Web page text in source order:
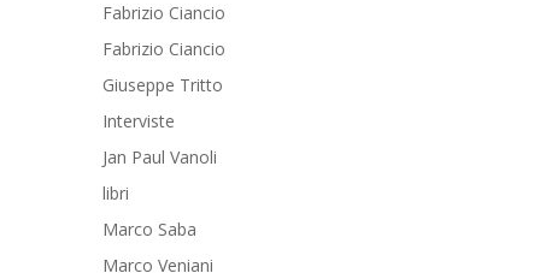
Fabrizio Ciancio
Fabrizio Ciancio
Giuseppe Tritto
Interviste
Jan Paul Vanoli
libri
Marco Saba
Marco Veniani